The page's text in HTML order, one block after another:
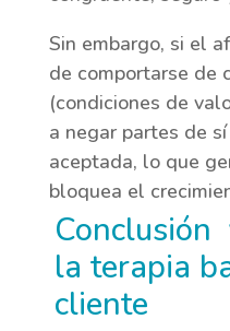
Sin embargo, si el
de comportarse de
(condiciones de
a negar partes de
aceptada, lo que
bloquea el
Conclusión
la terapia
cliente